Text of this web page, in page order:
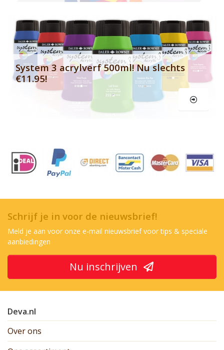
System 3 acrylverf 500ml! Nu slechts
€11.95!
Schrijf je in voor de nieuwsbrief!
Meld je aan voor onze e-mail nieuwsbrief voor tips & speciale
aanbiedingen
Nu inschrijven
Deva.nl
Over ons